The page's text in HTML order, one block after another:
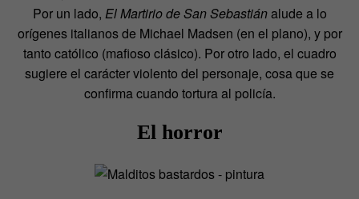
Por un lado, El Martirio de San Sebastiánalude a lo
orígenes italianos de Michael Madsen (en el plano), y por
tanto católico (mafioso clásico). Por otro lado, el cuadro
sugiere el carácter violento del personaje, cosa que se
confirma cuando tortura al policía.
El horror